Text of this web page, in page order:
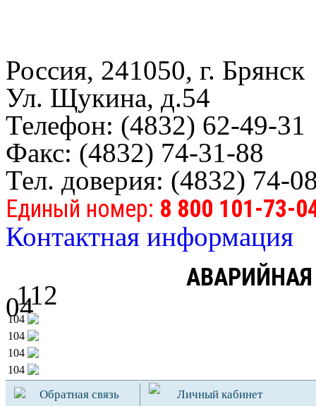
Россия, 241050, г. Брянск
Ул. Щукина, д.54
Телефон: (4832) 62-49-31
Факс: (4832) 74-31-88
Тел. доверия: (4832) 74-
Единый номер: 8 800 101-73-
Контактная информация
04
112
104
104
104
104
Обратная связь
Личный кабинет